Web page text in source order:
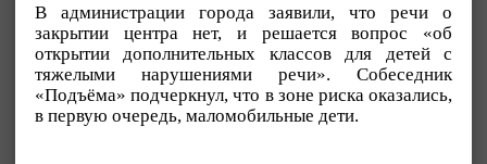
В администрации города заявили, что речи о
закрытии центра нет, и решается вопрос «об
открытии дополнительных классов для детей с
тяжелыми нарушениями речи». Собеседник
«Подъёма» подчеркнул, что в зоне риска оказались,
в первую очередь, маломобильные дети.